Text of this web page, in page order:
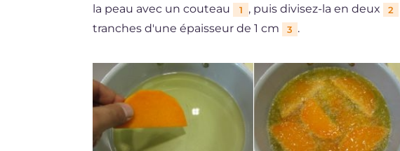
la peau avec un couteau
1 , puis divisez-la en deux 2
tranches d'une épaisseur de 1 cm
3 .